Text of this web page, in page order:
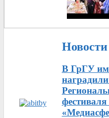
Новости
В ГрГУ
фестиваля